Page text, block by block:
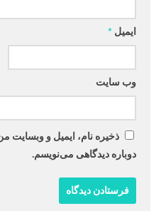
ایمیل *
وب‌ سایت
ذخیره نام، ایمیل و وبسایت
دوباره دیدگاهی می‌نویسم.